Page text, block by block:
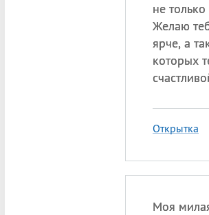
не
Желаю
ярче, а
которых
Открытка
Моя